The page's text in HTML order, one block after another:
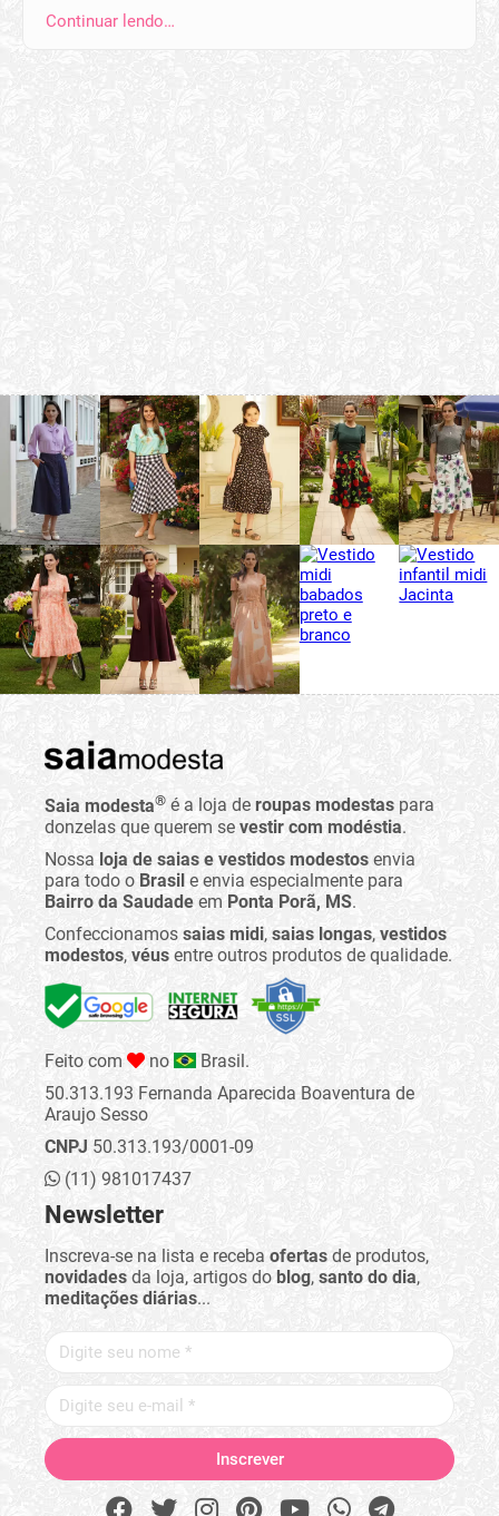
Continuar lendo…
Saia modesta® é a loja de roupas modestas para
donzelas que querem se vestir com modéstia.
Nossa loja de saias e vestidos modestos envia
para todo o Brasil e envia especialmente para
Bairro da Saudade em Ponta Porã, MS.
Confeccionamos saias midi, saias longas, vestidos
modestos, véus entre outros produtos de qualidade.
Feito com no
Brasil.
50.313.193 Fernanda Aparecida Boaventura de
Araujo Sesso
CNPJ 50.313.193/0001-09
(11) 981017437
Newsletter
Inscreva-se na lista e receba ofertas de produtos,
novidades da loja, artigos do blog, santo do dia,
meditações diárias...